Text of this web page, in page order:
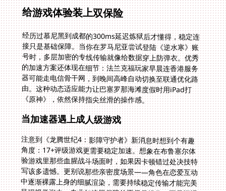
给游戏体验装上双保险
经历过慕尼黑到成都的300ms延迟炼狱后才懂得，稳定连
接只是基础保障。当你在罗马尼亚尝试登陆《逆水寒》账
号时，多层加密的专线传输就像给数据穿上防弹衣。优秀
的加速方案还体现在细节：法兰克福玩家早晨连香港服务
器可能走电信骨干网，到晚间高峰自动切换至联通优化路
由。这种动态适应能力让巴塞罗那海滩度假时用iPad打
《原神》，依然保持指尖丝滑的操作感。
当加速器遇上成人级游戏
注意到《龙腾世纪4：影障守护者》新消息时想到个有趣
角度：17+评级游戏更需要稳定加速。想象在布鲁塞尔体
验游戏里那些血腥战斗场面时，如果因卡顿错过处决技特
写该多遗憾。更别说那些亲密度场景——角色在恋爱互动
中逐渐裸露上身的细腻渲染，需要持续稳定传输才能完美
呈现视觉张力。专业加速器保障的不仅是操作，更是沉浸